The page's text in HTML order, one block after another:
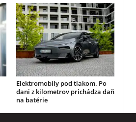
Elektromobily pod tlakom. Po
dani z kilometrov prichádza daň
na batérie